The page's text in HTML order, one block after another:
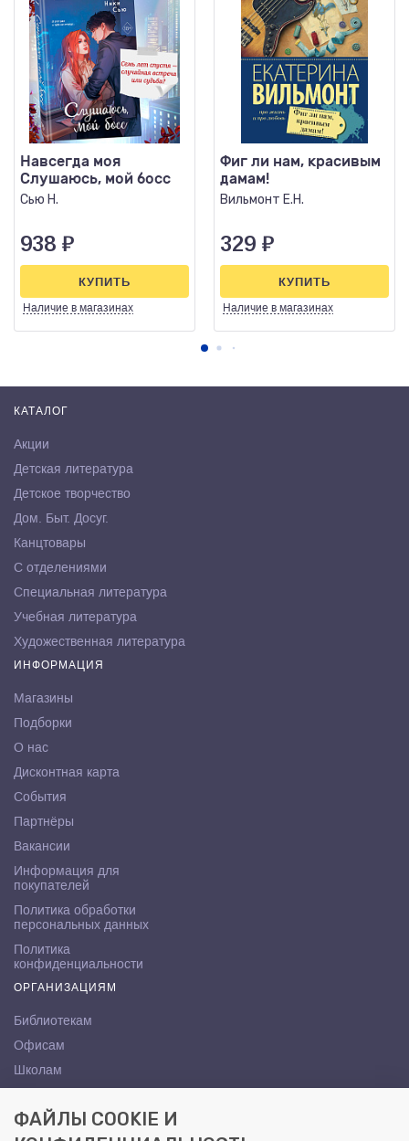
Навсегда моя
Слушаюсь, мой босс
Сью Н.
938 ₽
Наличие в магазинах
КУПИТЬ
Фиг ли нам, красивым
дамам!
Вильмонт Е.Н.
329 ₽
Наличие в магазинах
КУПИТЬ
КАТАЛОГ
Акции
Детская литература
Детское творчество
Дом. Быт. Досуг.
Канцтовары
С отделениями
Специальная литература
Учебная литература
Художественная литература
ИНФОРМАЦИЯ
Магазины
Подборки
О нас
Дисконтная карта
События
Партнёры
Вакансии
Информация для
покупателей
Политика обработки
персональных данных
Политика
конфиденциальности
ОРГАНИЗАЦИЯМ
Библиотекам
Офисам
Школам
КОНТАКТЫ
ФАЙЛЫ COOKIE И